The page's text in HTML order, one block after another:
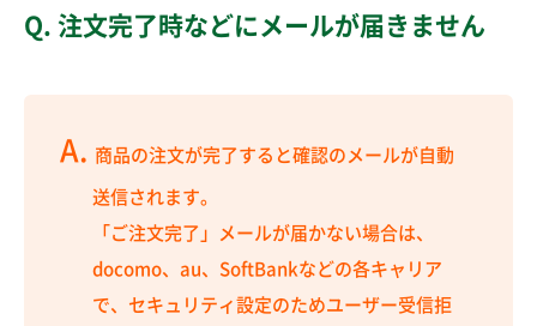
Q. 注文完了時などにメールが届きません
A. 商品の注文が完了すると確認のメールが自動
送信されます。
「ご注文完了」メールが届かない場合は、
docomo、au、SoftBankなどの各キャリア
で、セキュリティ設定のためユーザー受信拒